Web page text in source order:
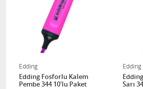
Edding
Edding Fosforlu Kalem
Pembe 344 10'lu Paket
Edding
Sarı